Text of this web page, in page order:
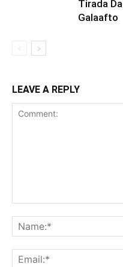
Tirada
Galaafto
LEAVE A REPLY